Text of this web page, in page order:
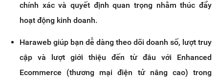
chính xác và quyết định quan trọng nhằm thúc đẩy
hoạt động kinh doanh.
Haraweb giúp bạn dễ dàng theo dõi doanh số, lượt truy
cập và lượt giới thiệu đến từ đâu với Enhanced
Ecommerce (thương mại điện tử nâng cao) trong